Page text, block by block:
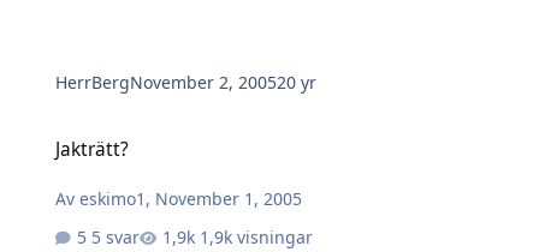
HerrBergNovember 2, 200520 yr
Jakträtt?
Aveskimo1 , November 1, 2005
5 svar
1,9k visningar